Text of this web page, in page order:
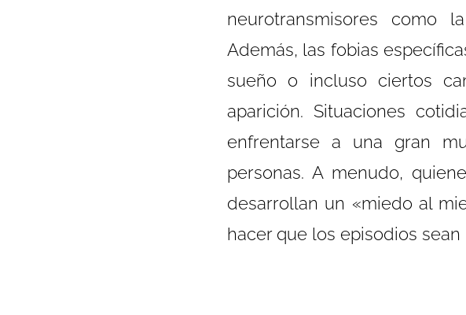
neurotransmisores como
Además, las fobias
sueño o incluso ciertos
aparición. Situaciones
enfrentarse a una gran
personas. A menudo,
desarrollan un «miedo al
hacer que los episodios